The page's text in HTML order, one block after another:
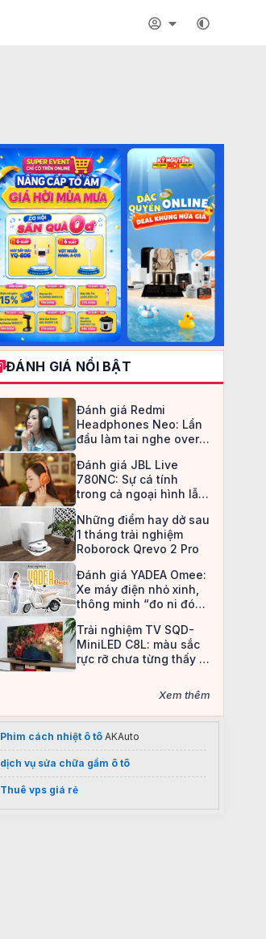
ĐÁNH GIÁ NỔI BẬT
Đánh giá Redmi
Headphones Neo: Lần
đầu làm tai nghe over-
an toàn
Đánh giá JBL Live
780NC: Sự cá tính
trong cả ngoại hình lẫn
Những điểm hay dở sau
1 tháng trải nghiệm
Roborock Qrevo 2 Pro
Đánh giá YADEA Omee:
Xe máy điện nhỏ xinh,
thông minh “đo ni đóng
Trải nghiệm TV SQD-
MiniLED C8L: màu sắc
rực rỡ chưa từng thấy ở
Xem thêm
Phim cách nhiệt ô tô AKAuto
dịch vụ sửa chữa gầm ô tô
Thuê vps giá rẻ